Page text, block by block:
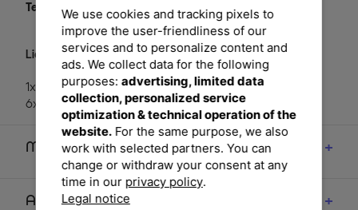
Textil Material: 70% Polyvinylchlorid, 30% Polyester
Lieferumfang:
1x Ausziehtisch ca. 160/220 cm, anthrazit / weiß
6x Klappstühle, anthrazit / grau
Maße
Artikelmerkmale & Materialien
We use cookies and tracking pixels to
improve the user-friendliness of our
services and to personalize content and
ads. We collect data for the following
purposes: advertising, limited data
collection, personalized service
optimization & technical operation of the
website.For the same purpose, we also
work with selected partners. You can
change or withdraw your consent at any
time in our privacy policy.
Legal notice